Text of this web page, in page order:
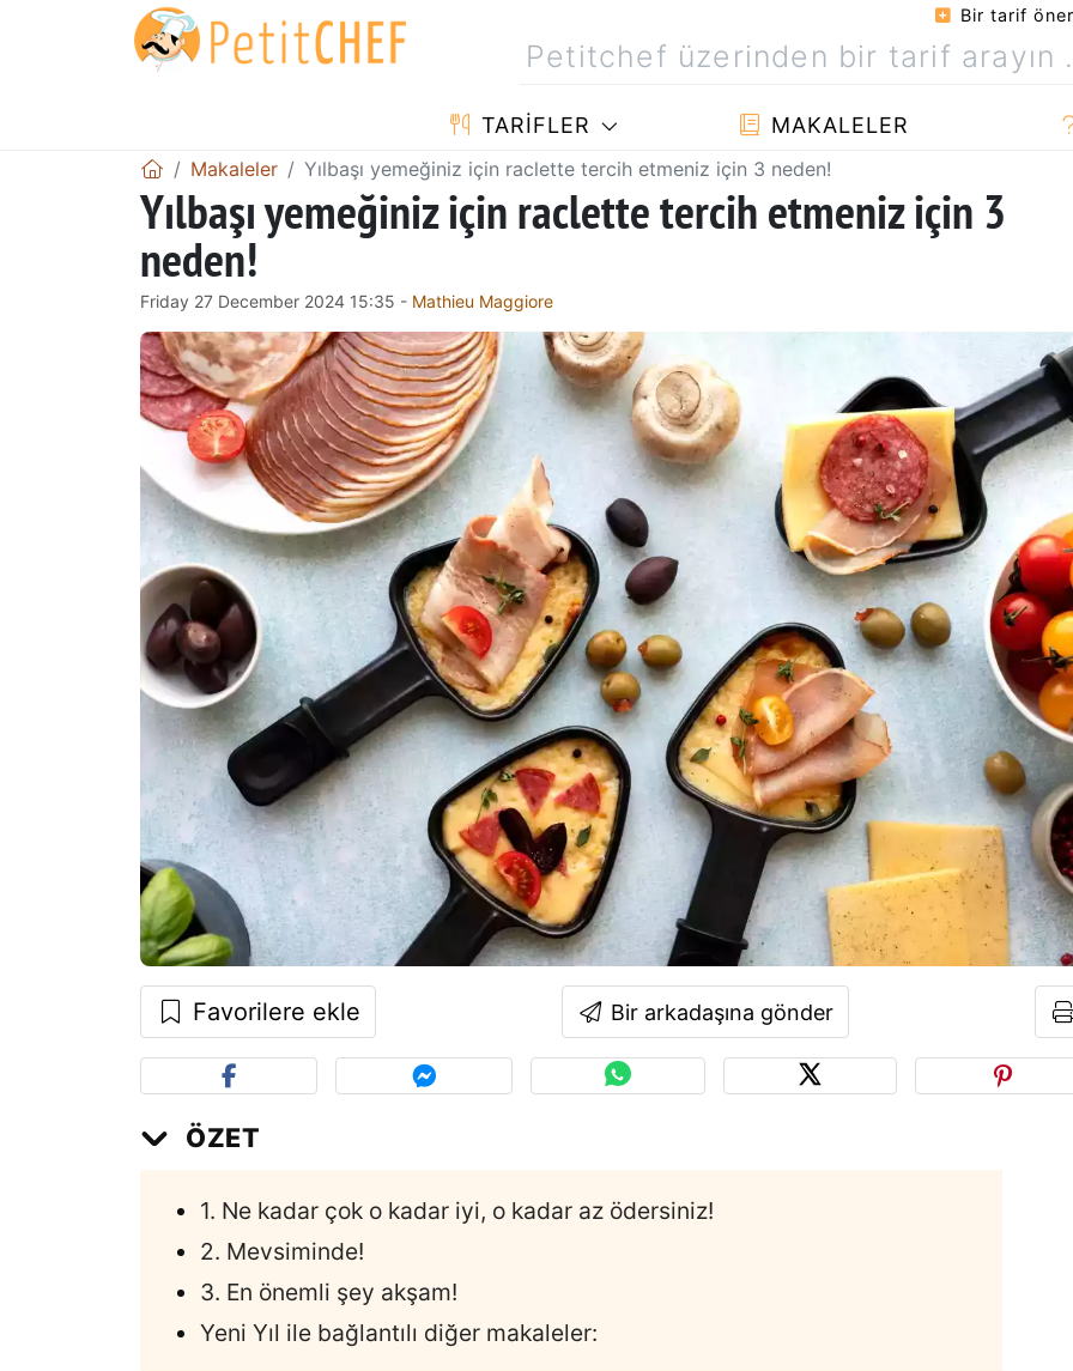
Bir tarif
TARIFLER MAKALELER
Makaleler Yılbaşı yemeğiniz için raclette tercih etmeniz için 3 neden!
Yılbaşı yemeğiniz için raclette tercih etmeniz için 3
neden!
Friday 27 December 2024 15:35 - Mathieu Maggiore
Favorilere ekle Bir arkadaşına gönder
ÖZET
1. Ne kadar çok o kadar iyi, o kadar az ödersiniz!
2. Mevsiminde!
3. En önemli şey akşam!
Yeni Yıl ile bağlantılı diğer makaleler: